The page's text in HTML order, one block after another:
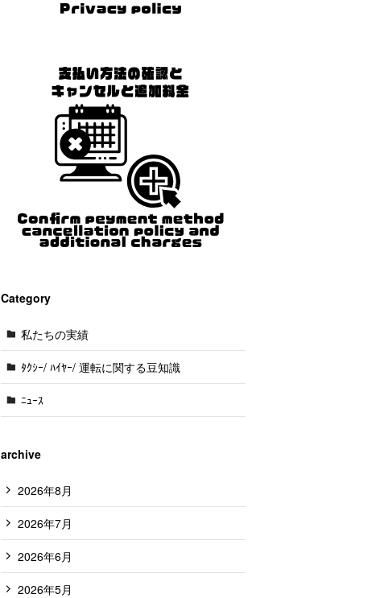
Category
私たちの実績
ﾀｸｼｰ/ ﾊｲﾔｰ/ 運転に関する豆知識
ﾆｭｰｽ
archive
2026年8月
2026年7月
2026年6月
2026年5月